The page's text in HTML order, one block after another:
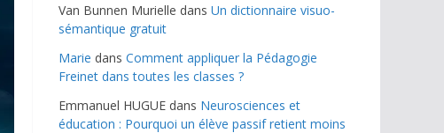
Van Bunnen Murielle dans Un dictionnaire visuo-
sémantique gratuit
Marie dans Comment appliquer la Pédagogie
Freinet dans toutes les classes ?
Emmanuel HUGUE dans Neurosciences et
éducation : Pourquoi un élève passif retient moins